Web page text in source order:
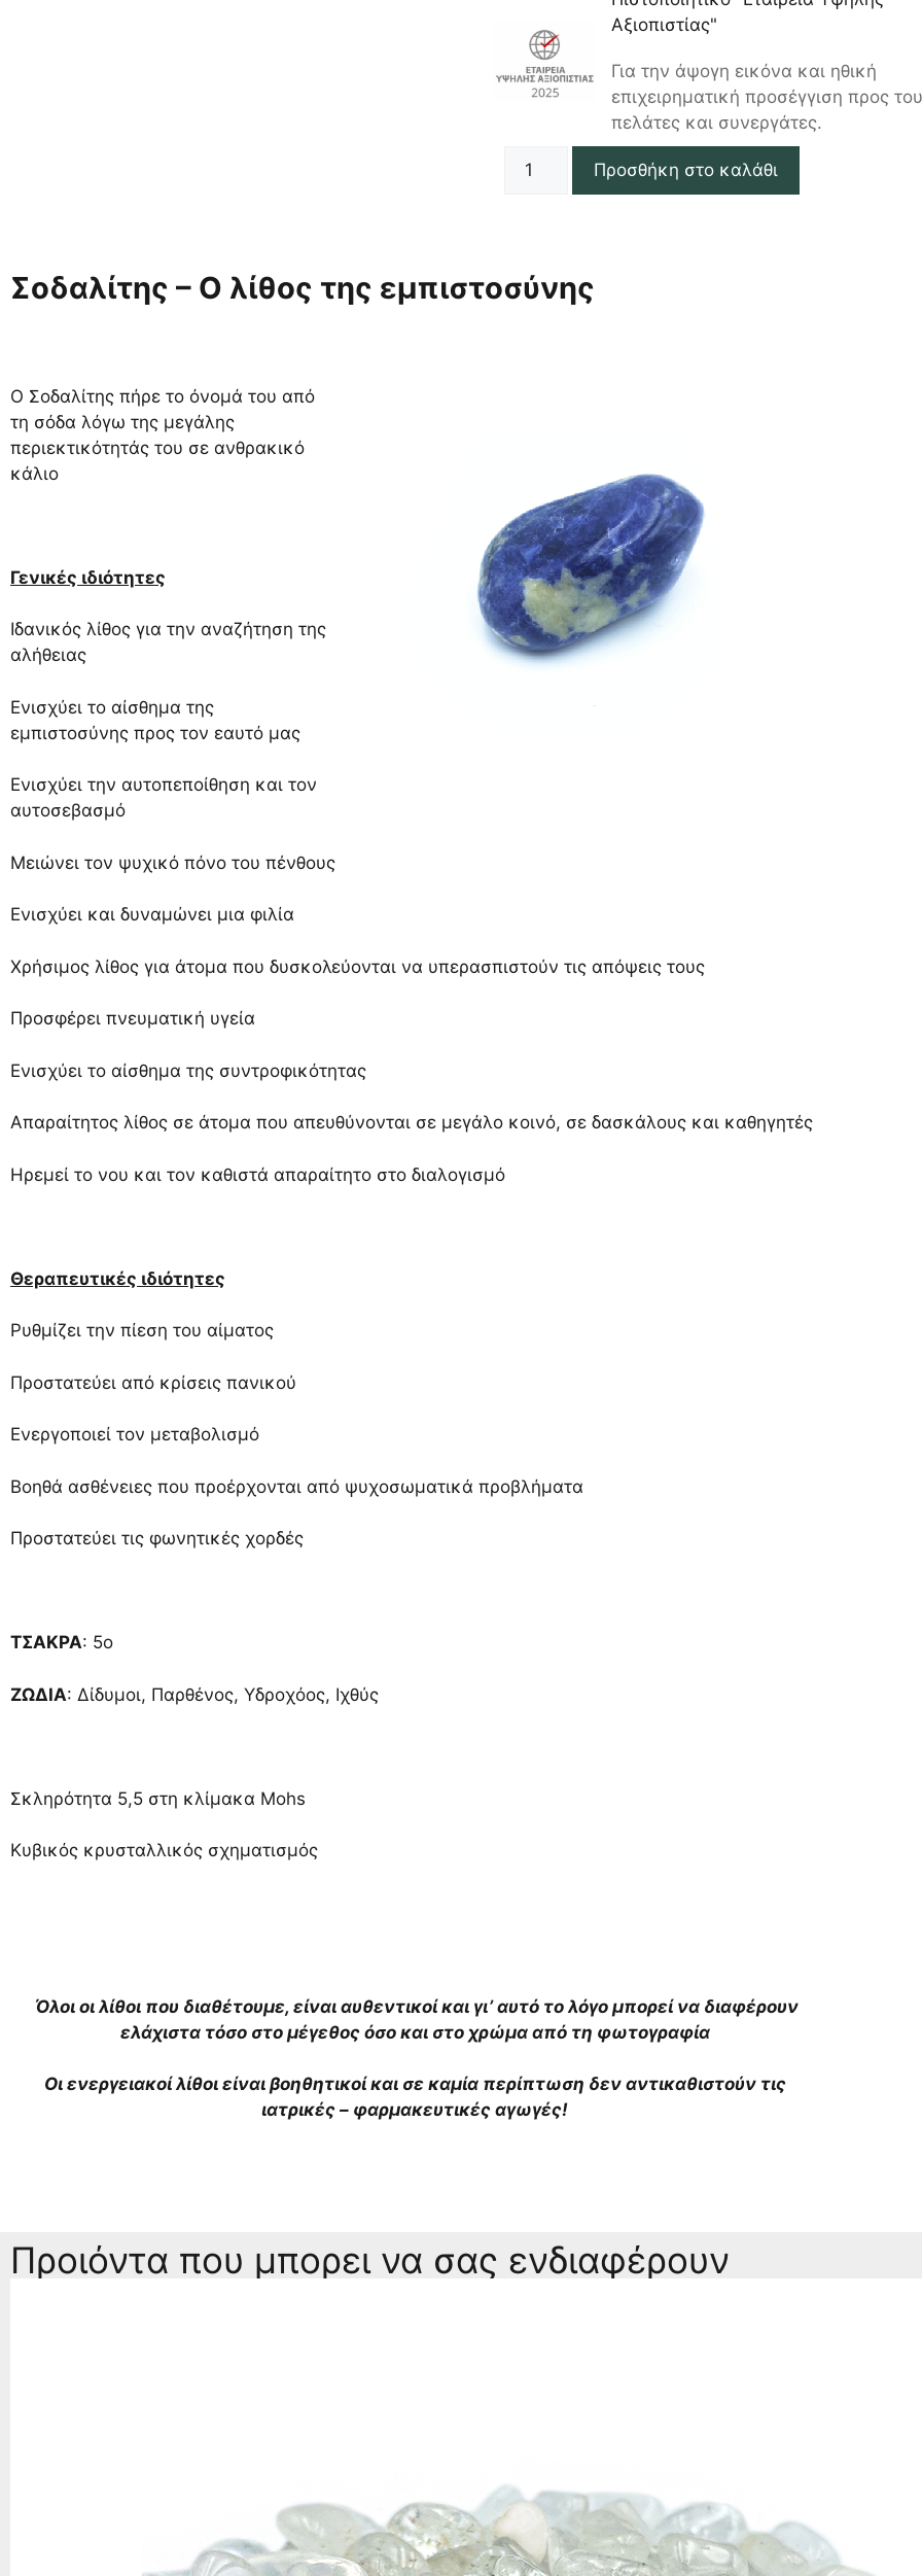
Αξιοπιστίας"
Για την άψογη εικόνα και ηθική
επιχειρηματική προσέγγιση προς
πελάτες και συνεργάτες.
Προσθήκη στο καλάθι
Σοδαλίτης – Ο λίθος της εμπιστοσύνης
Ο Σοδαλίτης πήρε το όνομά του από
τη σόδα λόγω της μεγάλης
περιεκτικότητάς του σε ανθρακικό
κάλιο
Γενικές ιδιότητες
Ιδανικός λίθος για την αναζήτηση της
αλήθειας
Ενισχύει το αίσθημα της
εμπιστοσύνης προς τον εαυτό μας
Ενισχύει την αυτοπεποίθηση και τον
αυτοσεβασμό
Μειώνει τον ψυχικό πόνο του πένθους
Ενισχύει και δυναμώνει μια φιλία
Χρήσιμος λίθος για άτομα που δυσκολεύονται να υπερασπιστούν τις απόψεις τους
Προσφέρει πνευματική υγεία
Ενισχύει το αίσθημα της συντροφικότητας
Απαραίτητος λίθος σε άτομα που απευθύνονται σε μεγάλο κοινό, σε δασκάλους και καθηγητές
Ηρεμεί το νου και τον καθιστά απαραίτητο στο διαλογισμό
Θεραπευτικές ιδιότητες
Ρυθμίζει την πίεση του αίματος
Προστατεύει από κρίσεις πανικού
Ενεργοποιεί τον μεταβολισμό
Βοηθά ασθένειες που προέρχονται από ψυχοσωματικά προβλήματα
Προστατεύει τις φωνητικές χορδές
ΤΣΑΚΡΑ: 5ο
ΖΩΔΙΑ: Δίδυμοι, Παρθένος, Υδροχόος, Ιχθύς
Σκληρότητα 5,5 στη κλίμακα Mohs
Κυβικός κρυσταλλικός σχηματισμός
Όλοι οι λίθοι που διαθέτουμε, είναι αυθεντικοί και γι’ αυτό το λόγο μπορεί να διαφέρουν
ελάχιστα τόσο στο μέγεθος όσο και στο χρώμα από τη φωτογραφία
Οι ενεργειακοί λίθοι είναι βοηθητικοί και σε καμία περίπτωση δεν αντικαθιστούν τις
ιατρικές – φαρμακευτικές αγωγές!
Προιόντα που μπορει να σας ενδιαφέρουν